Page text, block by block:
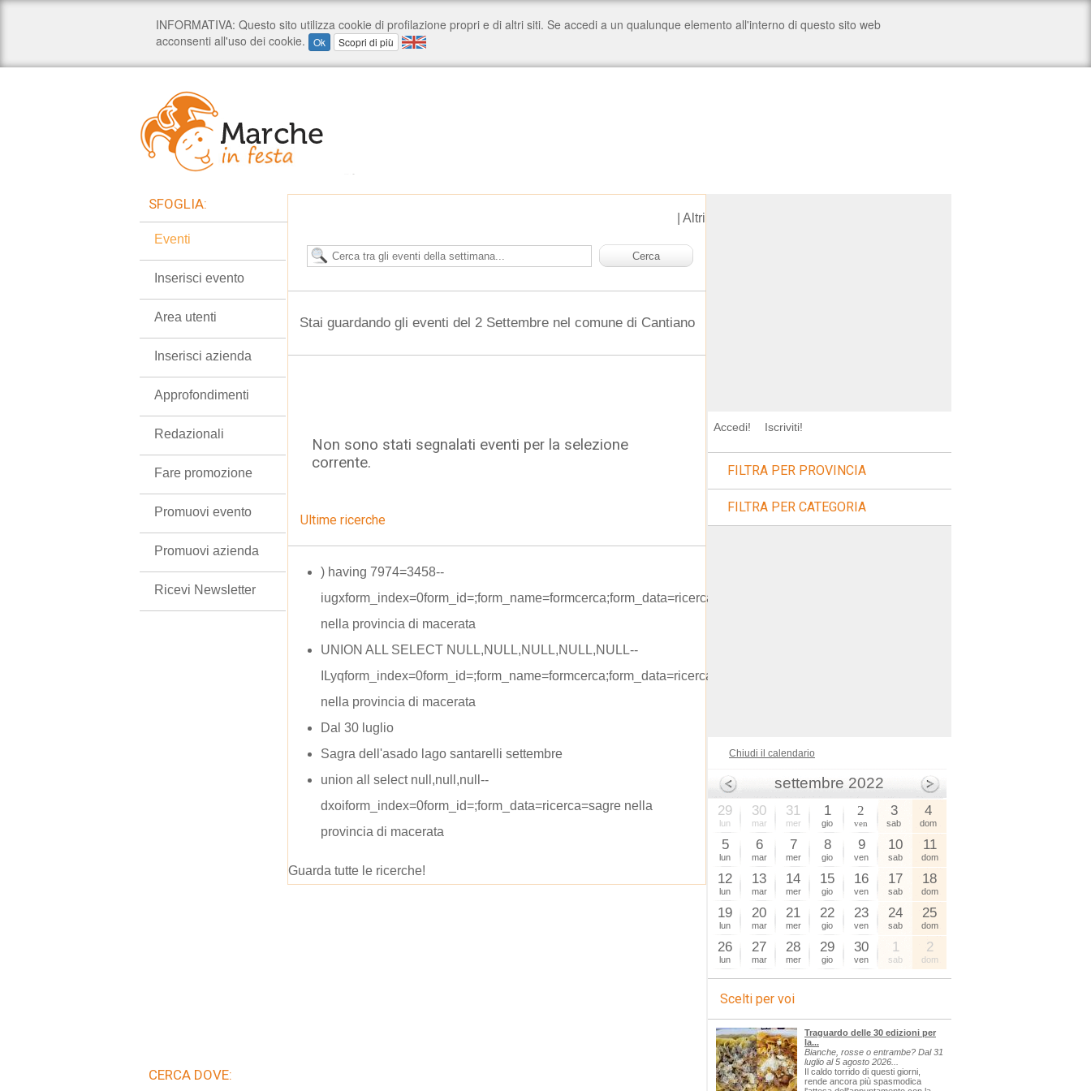
Altri
Stai guardando gli eventi del 2 Settembre nel comune di Cantiano
Non sono stati segnalati eventi per la selezione
corrente.
Ultime ricerche
) having 7974=3458--
iugxform_index=0form_id=;form_name=formcerca;form_data=ricerca=sagre
nella provincia di macerata
UNION ALL SELECT NULL,NULL,NULL,NULL,NULL--
ILyqform_index=0form_id=;form_name=formcerca;form_data=ricerca=sagre
nella provincia di macerata
Dal 30 luglio
Sagra dell'asado lago santarelli settembre
union all select null,null,null--
dxoiform_index=0form_id=;form_data=ricerca=sagre nella
provincia di macerata
Guarda tutte le ricerche!
SFOGLIA:
Eventi
Inserisci evento
Area utenti
Inserisci azienda
Approfondimenti
Redazionali
Fare promozione
Promuovi evento
Promuovi azienda
Ricevi Newsletter
CERCA DOVE:
Accedi! Iscriviti!
FILTRA PER PROVINCIA
FILTRA PER CATEGORIA
Chiudi il calendario
settembre 2022
29
lun
30
mar
31
mer
1
gio
2
ven
3
sab
4
dom
5
lun
6
mar
7
mer
8
gio
9
ven
10
sab
11
dom
12
lun
13
mar
14
mer
15
gio
16
ven
17
sab
18
dom
19
lun
20
mar
21
mer
22
gio
23
ven
24
sab
25
dom
26
lun
27
mar
28
mer
29
gio
30
ven
1
sab
2
dom
Scelti per voi
Traguardo delle 30 edizioni per
la...
Bianche, rosse o entrambe? Dal 31
luglio al 5 agosto 2026...
Il caldo torrido di questi giorni,
rende ancora più spasmodica